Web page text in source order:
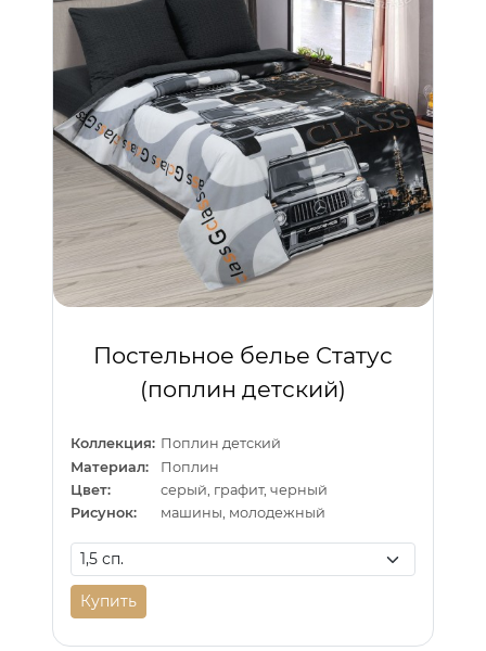
Постельное белье Статус
(поплин детский)
Коллекция: Поплин детский
Материал:
Поплин
Цвет:
серый, графит, черный
Рисунок:
машины, молодежный
Купить